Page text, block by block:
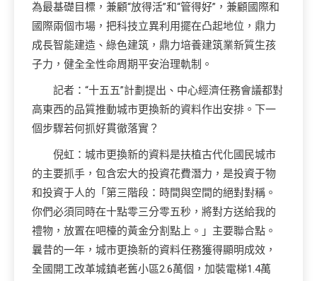
為最基礎目標，兼顧“放得活”和“管得好”，兼顧國際和
國際兩個市場，把科技立異利用擺在凸起地位，鼎力
成長智能建造、綠色建筑，鼎力培養建筑業新質生孩
子力，健全全性命周期平安治理軌制。
記者：“十五五”計劃提出、中心經濟任務會議都對
高東西的品質推動城市更換新的資料作出安排。下一
個步驟若何抓好貫徹落實？
倪虹：城市更換新的資料是扶植古代化國民城市
的主要抓手，包含宏大的投資花費潛力，是投資于物
和投資于人的「第三階段：時間與空間的絕對對稱。
你們必須同時在十點零三分零五秒，將對方送給我的
禮物，放置在吧檯的黃金分割點上。」主要聯合點。
曩昔的一年，城市更換新的資料任務獲得顯明成效，
全國開工改革城鎮老舊小區2.6萬個，加裝電梯1.4萬